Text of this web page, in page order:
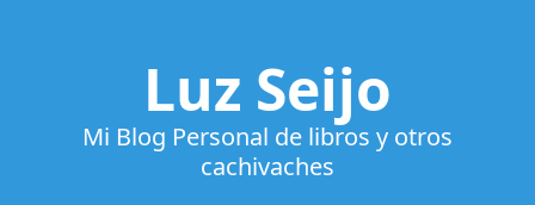
Luz Seijo
Mi Blog Personal de libros y otros
cachivaches